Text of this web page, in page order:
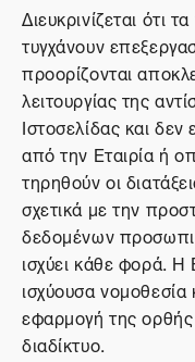
Διευκρινίζεται
τυγχάνουν
προορίζονται
λειτουργίας της
Ιστοσελίδας και
από την Εταιρία ή
τηρηθούν οι
σχετικά με την
δεδομένων
ισχύει κάθε φορά. Η
ισχύουσα νομοθεσία
εφαρμογή της
διαδίκτυο.